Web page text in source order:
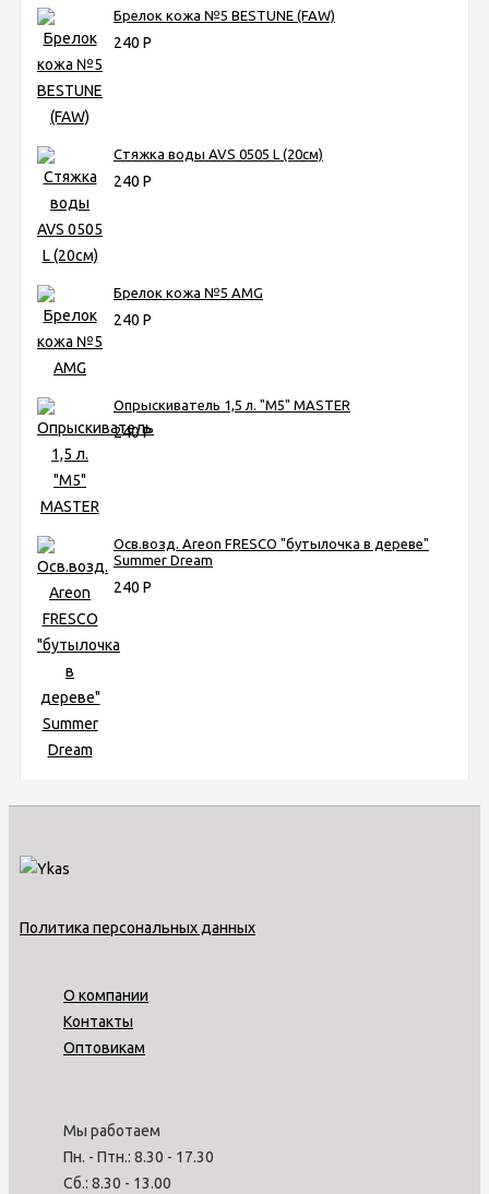
Брелок кожа №5 BESTUNE (FAW)
240 Р
Стяжка воды AVS 0505 L (20см)
240 Р
Брелок кожа №5 AMG
240 Р
Опрыскиватель 1,5 л. "М5" MASTER
240Р
Осв.возд. Areon FRESCO "бутылочка в дереве"
Summer Dream
240 Р
Политика персональных данных
О компании
Контакты
Оптовикам
Мы работаем
Пн. - Птн.: 8.30 - 17.30
Сб.: 8.30 - 13.00